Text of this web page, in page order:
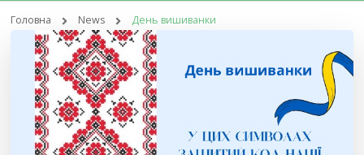
Головна News День вишиванки